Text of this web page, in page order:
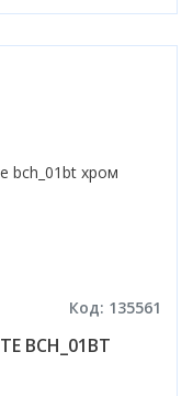
Код: 135561
BCH_01BT